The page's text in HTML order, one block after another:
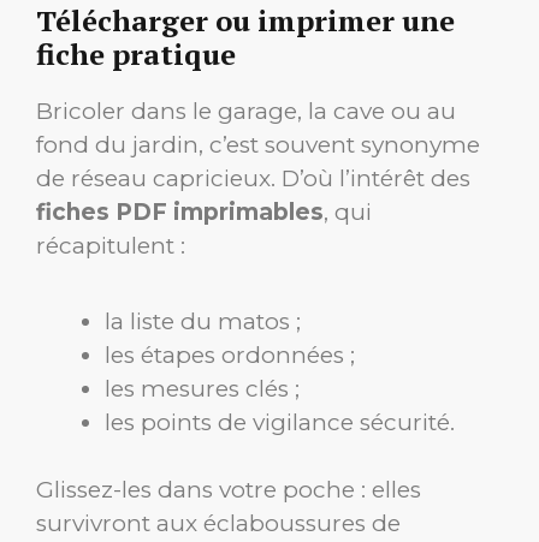
Télécharger ou imprimer une
fiche pratique
Bricoler dans le garage, la cave ou au
fond du jardin, c’est souvent synonyme
de réseau capricieux. D’où l’intérêt des
fiches PDF imprimables, qui
récapitulent :
la liste du matos ;
les étapes ordonnées ;
les mesures clés ;
les points de vigilance sécurité.
Glissez-les dans votre poche : elles
survivront aux éclaboussures de